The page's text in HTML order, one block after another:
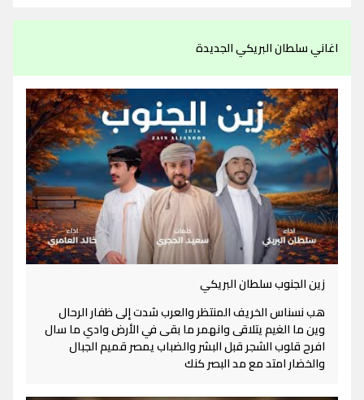
اغاني سلطان البريكي الجديدة
زين الجنوب سلطان البريكي
هب نسناس الخريف المنتظر والعرب شدت إلى ظفار الرحال
وين ما الغيم يتلاقى وانهمر ما بقى في الأرض وادي ما سال
افرح قلوب الشجر قبل البشر والضباب يمصر قميم الجبال
والخضار امتد مع مد البصر كنك